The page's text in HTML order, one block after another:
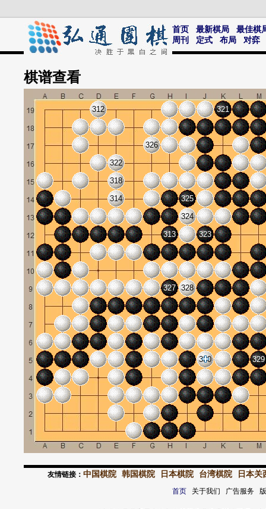
首页 最新棋局
最佳棋
周刊
定式 布局 对弈
棋谱查看
312
313
314
318
321
322
323
324
325
326
327 328
329
330
友情链接： 中国棋院 韩国棋院 日本棋院 台湾棋院 日本关
首页关于我们 广告服务